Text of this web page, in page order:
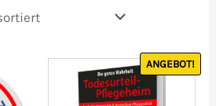
ANGEBOT!